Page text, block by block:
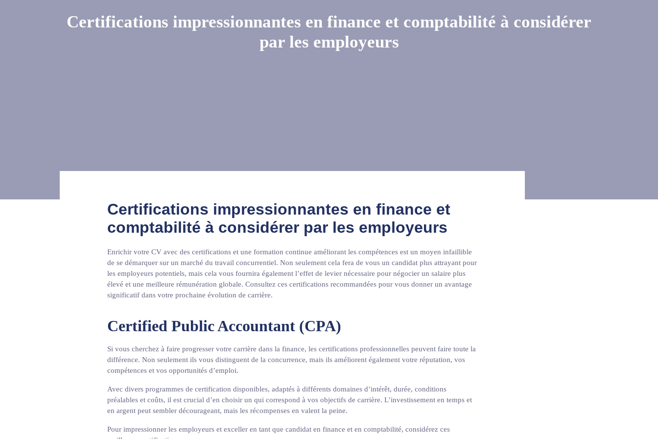
Certifications impressionnantes en finance et comptabilité à considérer
par les employeurs
Certifications impressionnantes en finance et
comptabilité à considérer par les employeurs
Enrichir votre CV avec des certifications et une formation continue améliorant les compétences est un moyen infaillible
de se démarquer sur un marché du travail concurrentiel. Non seulement cela fera de vous un candidat plus attrayant pour
les employeurs potentiels, mais cela vous fournira également l’effet de levier nécessaire pour négocier un salaire plus
élevé et une meilleure rémunération globale. Consultez ces certifications recommandées pour vous donner un avantage
significatif dans votre prochaine évolution de carrière.
Certified Public Accountant (CPA)
Si vous cherchez à faire progresser votre carrière dans la finance, les certifications professionnelles peuvent faire toute la
différence. Non seulement ils vous distinguent de la concurrence, mais ils améliorent également votre réputation, vos
compétences et vos opportunités d’emploi.
Avec divers programmes de certification disponibles, adaptés à différents domaines d’intérêt, durée, conditions
préalables et coûts, il est crucial d’en choisir un qui correspond à vos objectifs de carrière. L’investissement en temps et
en argent peut sembler décourageant, mais les récompenses en valent la peine.
Pour impressionner les employeurs et exceller en tant que candidat en finance et en comptabilité, considérez ces